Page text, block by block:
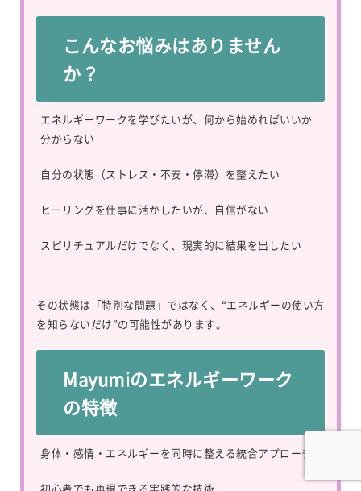
こんなお悩みはありません
か？
エネルギーワークを学びたいが、何から始めればいいか
分からない
自分の状態（ストレス・不安・停滞）を整えたい
ヒーリングを仕事に活かしたいが、自信がない
スピリチュアルだけでなく、現実的に結果を出したい
その状態は「特別な問題」ではなく、“エネルギーの使い方
を知らないだけ”の可能性があります。
Mayumiのエネルギーワーク
の特徴
身体・感情・エネルギーを同時に整える統合アプローチ